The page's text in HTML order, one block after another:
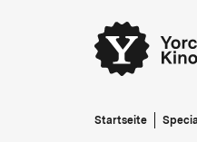
Startseite